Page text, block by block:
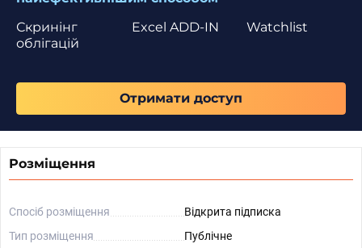
Скринінг
облігацій
Watchlist
Excel ADD-IN
Отримати доступ
Розміщення
Спосіб розміщення
Відкрита підписка
Тип розміщення
Публічне